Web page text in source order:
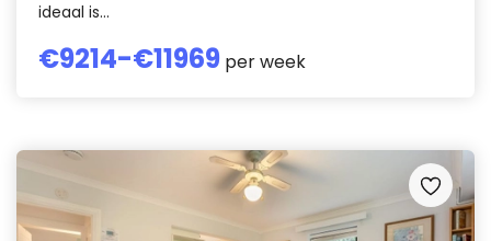
ideaal is...
€9214-€11969 per week